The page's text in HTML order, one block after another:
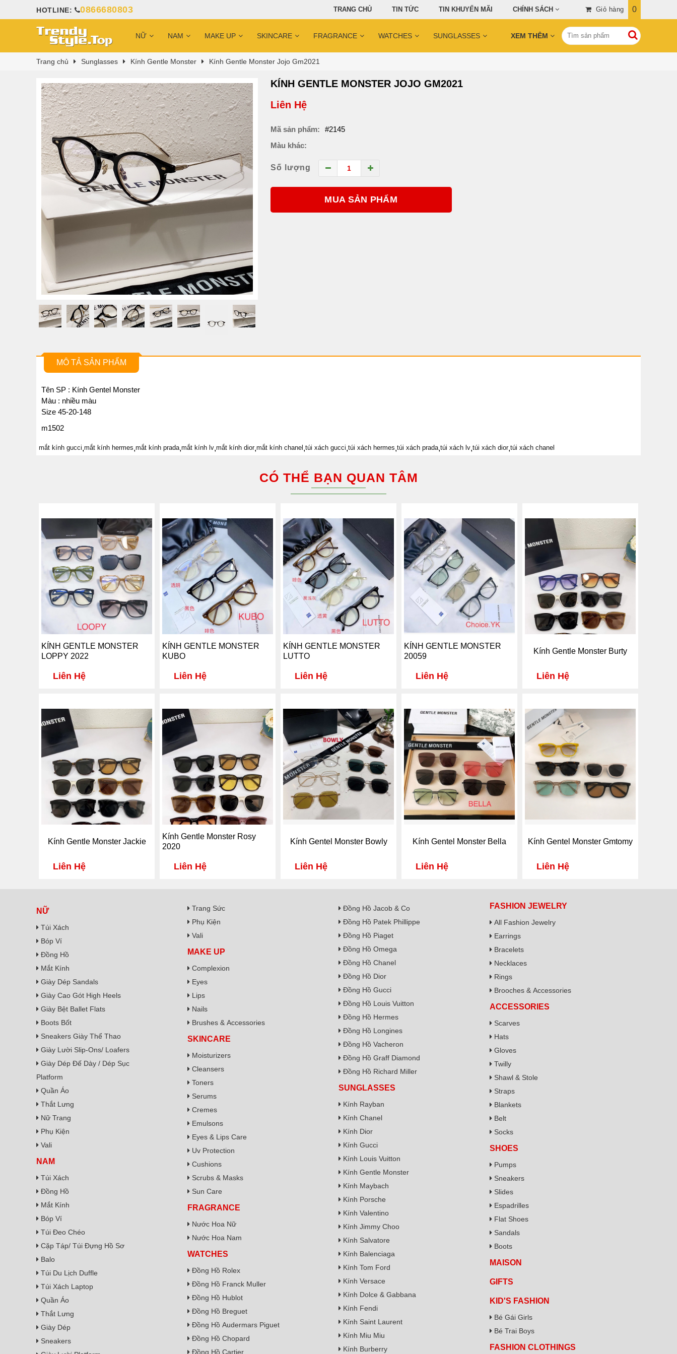
HOTLINE: 0866680803 TRANG CHỦ TIN TỨC TIN KHUYẾN MÃI CHÍNH SÁCH Giỏ hàng 0
NỮ NAM MAKE UP SKINCARE FRAGRANCE WATCHES SUNGLASSES XEM THÊM
Trang chủ Sunglasses Kính Gentle Monster Kính Gentle Monster Jojo Gm2021
KÍNH GENTLE MONSTER JOJO GM2021
Liên Hệ
Mã sản phẩm:
#2145
Màu khác:
Số lượng
MUA SẢN PHẨM
MÔ TẢ SẢN PHẨM
Tên SP : Kính Gentel Monster
Màu : nhiều màu
Size 45-20-148
m1502
mắt kính gucci,mắt kính hermes,mắt kính prada,mắt kính lv,mắt kính dior,mắt kính chanel ,túi xách gucci,túi xách hermes,túi xách prada,túi xách lv,túi xách dior,túi xách chanel
CÓ THỂ BẠN QUAN TÂM
KÍNH GENTLE MONSTER
LOPPY 2022
Liên Hệ
KÍNH GENTLE MONSTER
KUBO
Liên Hệ
KÍNH GENTLE MONSTER
LUTTO
Liên Hệ
KÍNH GENTLE MONSTER
20059
Liên Hệ
Kính Gentle Monster Burty
Liên Hệ
Kính Gentle Monster Jackie
Liên Hệ
Kính Gentle Monster Rosy
2020
Liên Hệ
Kính Gentel Monster Bowly
Liên Hệ
Kính Gentel Monster Bella
Liên Hệ
Kính Gentel Monster Gmtomy
Liên Hệ
NỮ
Túi Xách
Bóp Ví
Đồng Hồ
Mắt Kính
Giày Dép Sandals
Giày Cao Gót High Heels
Giày Bệt Ballet Flats
Boots Bốt
Sneakers Giày Thể Thao
Giày Lười Slip-Ons/ Loafers
Giày Dép Đế Dày / Dép Sục
Platform
Quần Áo
Thắt Lưng
Nữ Trang
Phụ Kiện
Vali
NAM
Túi Xách
Đồng Hồ
Mắt Kính
Bóp Ví
Túi Đeo Chéo
Cặp Táp/ Túi Đựng Hồ Sơ
Balo
Túi Du Lịch Duffle
Túi Xách Laptop
Quần Áo
Thắt Lưng
Giày Dép
Sneakers
Trang Sức
Phụ Kiện
Vali
MAKE UP
Complexion
Eyes
Lips
Nails
Brushes & Accessories
SKINCARE
Moisturizers
Cleansers
Toners
Serums
Cremes
Emulsons
Eyes & Lips Care
Uv Protection
Cushions
Scrubs & Masks
Sun Care
FRAGRANCE
Nước Hoa Nữ
Nước Hoa Nam
WATCHES
Đồng Hồ Rolex
Đồng Hồ Franck Muller
Đồng Hồ Hublot
Đồng Hồ Breguet
Đồng Hồ Audermars Piguet
Đồng Hồ Chopard
Đồng Hồ Cartier
Đồng Hồ Jacob & Co
Đồng Hồ Patek Phillippe
Đồng Hồ Piaget
Đồng Hồ Omega
Đồng Hồ Chanel
Đồng Hồ Dior
Đồng Hồ Gucci
Đồng Hồ Louis Vuitton
Đồng Hồ Hermes
Đồng Hồ Longines
Đồng Hồ Vacheron
Đồng Hồ Graff Diamond
Đồng Hồ Richard Miller
SUNGLASSES
Kính Rayban
Kính Chanel
Kính Dior
Kính Gucci
Kính Louis Vuitton
Kính Gentle Monster
Kính Maybach
Kính Porsche
Kính Valentino
Kính Jimmy Choo
Kính Salvatore
Kính Balenciaga
Kính Tom Ford
Kính Versace
Kính Dolce & Gabbana
Kính Fendi
Kính Saint Laurent
Kính Miu Miu
Kính Burberry
FASHION JEWELRY
All Fashion Jewelry
Earrings
Bracelets
Necklaces
Rings
Brooches & Accessories
ACCESSORIES
Scarves
Hats
Gloves
Twilly
Shawl & Stole
Straps
Blankets
Belt
Socks
SHOES
Pumps
Sneakers
Slides
Espadrilles
Flat Shoes
Sandals
Boots
MAISON
GIFTS
KID'S FASHION
Bé Gái Girls
Bé Trai Boys
FASHION CLOTHINGS